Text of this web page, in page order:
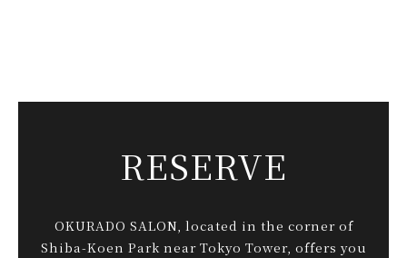
RESERVE
OKURADO SALON, located in the corner of
Shiba-Koen Park near Tokyo Tower, offers you